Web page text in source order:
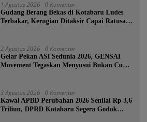
1 Agustus 2026 0 Komentar
Gudang Berang Bekas di Kotabaru Ludes
Terbakar, Kerugian Ditaksir Capai Ratusan
2 Agustus 2026 0 Komentar
Gelar Pekan ASI Sedunia 2026, GENSAI
Movement Tegaskan Menyusui Bukan Cuma
3 Agustus 2026 0 Komentar
Kawal APBD Perubahan 2026 Senilai Rp 3,6
Triliun, DPRD Kotabaru Segera Godok